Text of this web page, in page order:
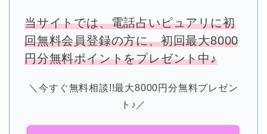
当サイトでは、電話占いピュアリに初
回無料会員登録の方に、初回最大8000
円分無料ポイントをプレゼント中♪
＼今すぐ無料相談!!最大8000円分無料プレゼン
ト♪／